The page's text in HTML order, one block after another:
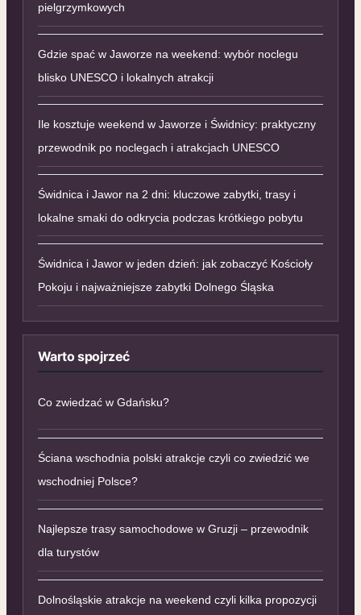
pielgrzymkowych
Gdzie spać w Jaworze na weekend: wybór noclegu
blisko UNESCO i lokalnych atrakcji
Ile kosztuje weekend w Jaworze i Świdnicy: praktyczny
przewodnik po noclegach i atrakcjach UNESCO
Świdnica i Jawor na 2 dni: kluczowe zabytki, trasy i
lokalne smaki do odkrycia podczas krótkiego pobytu
Świdnica i Jawor w jeden dzień: jak zobaczyć Kościoły
Pokoju i najważniejsze zabytki Dolnego Śląska
Warto spojrzeć
Co zwiedzać w Gdańsku?
Ściana wschodnia polski atrakcje czyli co zwiedzić we
wschodniej Polsce?
Najlepsze trasy samochodowe w Gruzji – przewodnik
dla turystów
Dolnośląskie atrakcje na weekend czyli kilka propozycji